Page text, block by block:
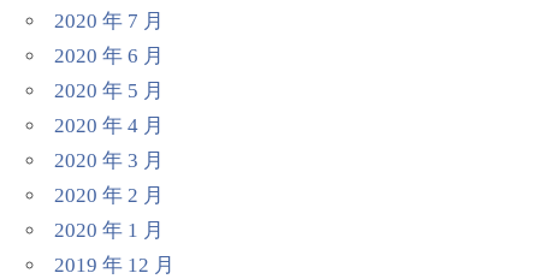
2020 年 7 月
2020 年 6 月
2020 年 5 月
2020 年 4 月
2020 年 3 月
2020 年 2 月
2020 年 1 月
2019 年 12 月